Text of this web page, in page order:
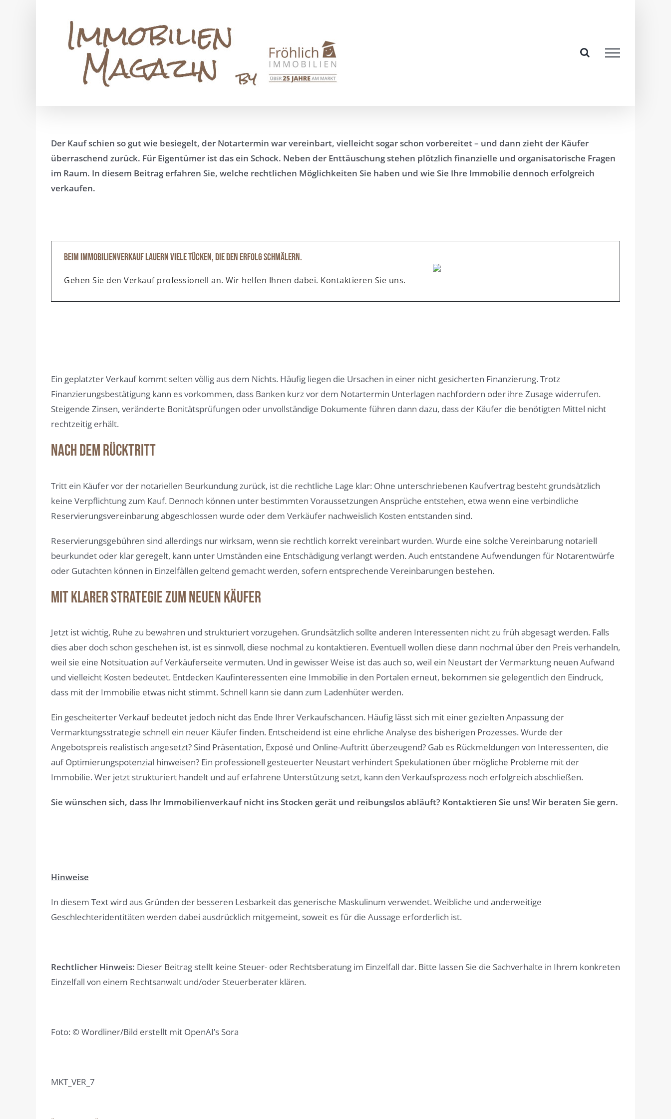
Der Kauf schien so gut wie besiegelt, der Notartermin war vereinbart, vielleicht sogar schon vorbereitet – und dann zieht der Käufer
überraschend zurück. Für Eigentümer ist das ein Schock. Neben der Enttäuschung stehen plötzlich finanzielle und organisatorische Fragen
im Raum. In diesem Beitrag erfahren Sie, welche rechtlichen Möglichkeiten Sie haben und wie Sie Ihre Immobilie dennoch erfolgreich
verkaufen.
Beim Immobilienverkauf lauern viele Tücken, die den Erfolg schmälern.
Gehen Sie den Verkauf professionell an. Wir helfen Ihnen dabei. Kontaktieren Sie uns.
Ein geplatzter Verkauf kommt selten völlig aus dem Nichts. Häufig liegen die Ursachen in einer nicht gesicherten Finanzierung. Trotz
Finanzierungsbestätigung kann es vorkommen, dass Banken kurz vor dem Notartermin Unterlagen nachfordern oder ihre Zusage widerrufen.
Steigende Zinsen, veränderte Bonitätsprüfungen oder unvollständige Dokumente führen dann dazu, dass der Käufer die benötigten Mittel nicht
rechtzeitig erhält.
Nach dem Rücktritt
Tritt ein Käufer vor der notariellen Beurkundung zurück, ist die rechtliche Lage klar: Ohne unterschriebenen Kaufvertrag besteht grundsätzlich
keine Verpflichtung zum Kauf. Dennoch können unter bestimmten Voraussetzungen Ansprüche entstehen, etwa wenn eine verbindliche
Reservierungsvereinbarung abgeschlossen wurde oder dem Verkäufer nachweislich Kosten entstanden sind.
Reservierungsgebühren sind allerdings nur wirksam, wenn sie rechtlich korrekt vereinbart wurden. Wurde eine solche Vereinbarung notariell
beurkundet oder klar geregelt, kann unter Umständen eine Entschädigung verlangt werden. Auch entstandene Aufwendungen für Notarentwürfe
oder Gutachten können in Einzelfällen geltend gemacht werden, sofern entsprechende Vereinbarungen bestehen.
Mit klarer Strategie zum neuen Käufer
Jetzt ist wichtig, Ruhe zu bewahren und strukturiert vorzugehen. Grundsätzlich sollte anderen Interessenten nicht zu früh abgesagt werden. Falls
dies aber doch schon geschehen ist, ist es sinnvoll, diese nochmal zu kontaktieren. Eventuell wollen diese dann nochmal über den Preis verhandeln,
weil sie eine Notsituation auf Verkäuferseite vermuten. Und in gewisser Weise ist das auch so, weil ein Neustart der Vermarktung neuen Aufwand
und vielleicht Kosten bedeutet. Entdecken Kaufinteressenten eine Immobilie in den Portalen erneut, bekommen sie gelegentlich den Eindruck,
dass mit der Immobilie etwas nicht stimmt. Schnell kann sie dann zum Ladenhüter werden.
Ein gescheiterter Verkauf bedeutet jedoch nicht das Ende Ihrer Verkaufschancen. Häufig lässt sich mit einer gezielten Anpassung der
Vermarktungsstrategie schnell ein neuer Käufer finden. Entscheidend ist eine ehrliche Analyse des bisherigen Prozesses. Wurde der
Angebotspreis realistisch angesetzt? Sind Präsentation, Exposé und Online-Auftritt überzeugend? Gab es Rückmeldungen von Interessenten, die
auf Optimierungspotenzial hinweisen? Ein professionell gesteuerter Neustart verhindert Spekulationen über mögliche Probleme mit der
Immobilie. Wer jetzt strukturiert handelt und auf erfahrene Unterstützung setzt, kann den Verkaufsprozess noch erfolgreich abschließen.
Sie wünschen sich, dass Ihr Immobilienverkauf nicht ins Stocken gerät und reibungslos abläuft? Kontaktieren Sie uns! Wir beraten Sie gern.
Hinweise
In diesem Text wird aus Gründen der besseren Lesbarkeit das generische Maskulinum verwendet. Weibliche und anderweitige
Geschlechteridentitäten werden dabei ausdrücklich mitgemeint, soweit es für die Aussage erforderlich ist.
Rechtlicher Hinweis: Dieser Beitrag stellt keine Steuer- oder Rechtsberatung im Einzelfall dar. Bitte lassen Sie die Sachverhalte in Ihrem konkreten
Einzelfall von einem Rechtsanwalt und/oder Steuerberater klären.
Foto: © Wordliner/Bild erstellt mit OpenAI’s Sora
MKT_VER_7